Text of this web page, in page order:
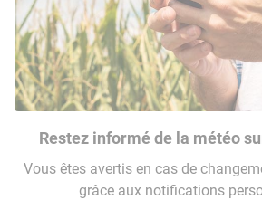
Restez informé de la météo
Vous êtes avertis en cas de
grâce aux notifications